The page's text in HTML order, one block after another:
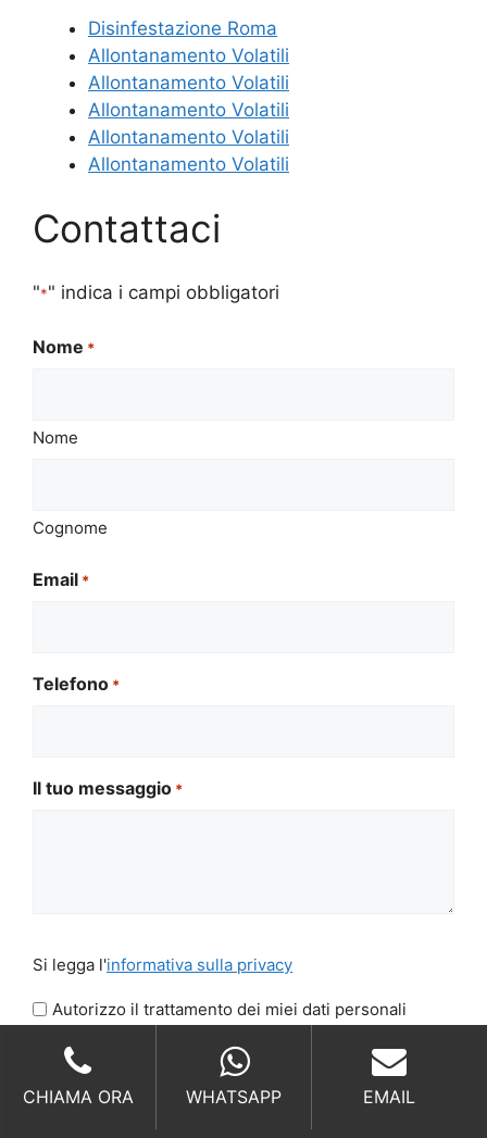
Disinfestazione Roma
Allontanamento Volatili
Allontanamento Volatili
Allontanamento Volatili
Allontanamento Volatili
Allontanamento Volatili
Contattaci
"*" indica i campi obbligatori
Nome *
Nome
Cognome
Email *
Telefono *
Il tuo messaggio *
legga
l'informativa
sulla
privacy
Si legga l'informativa sulla privacy
Autorizzo il trattamento dei miei dati personali
CAPTCHA
CHIAMA ORA WHATSAPP EMAIL